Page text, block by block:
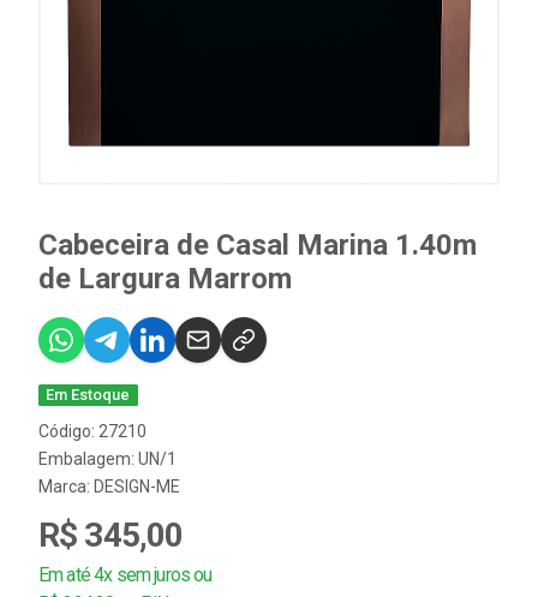
Cabeceira de Casal Marina 1.40m
de Largura Marrom
Em Estoque
Código: 27210
Embalagem: UN/1
Marca: DESIGN-ME
R$ 345,00
Em até 4x sem juros ou